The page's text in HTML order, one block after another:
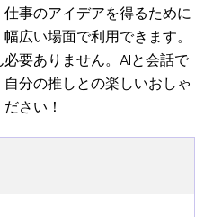
事のアイデアを得るために
広い場面で利用できます。
要ありません。AIと会話で
分の推しとの楽しいおしゃ
さい！